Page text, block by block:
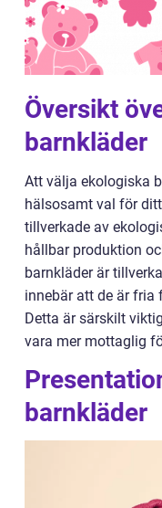
Översikt
barnkläder
Att välja ekologiska
hälsosamt val för
tillverkade av
hållbar produktion
barnkläder är
innebär att de är fria
Detta är särskilt
vara mer mottaglig
barnkläder